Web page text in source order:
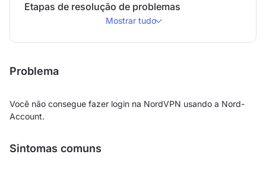
Etapas de resolução de problemas
Mostrar tudo
Problema
Você não consegue fazer login na NordVPN usando a Nord-
Account.
Sintomas comuns